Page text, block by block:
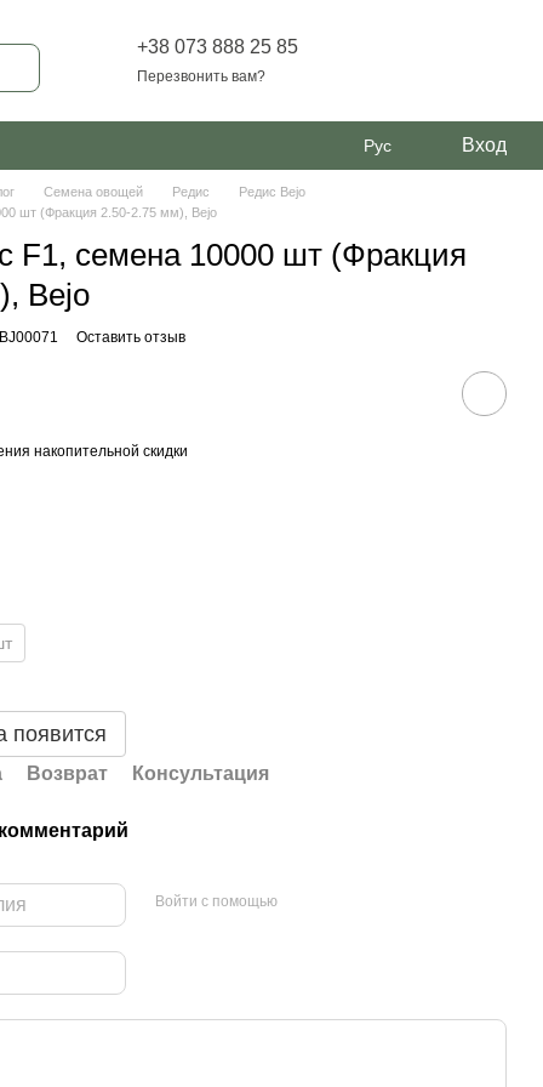
+38 073 888 25 85
Перезвонить вам?
Рус Вход
Семена овощей Редис
Редис Bejo
шт (Фракция 2.50-2.75 мм), Bejo
F1, семена 10000 шт (Фракция
Bejo
Оставить отзыв
накопительной скидки
появится
Возврат Консультация
Войти с помощью